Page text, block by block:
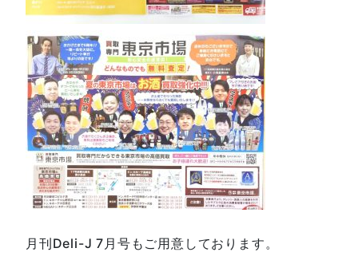
月刊Deli-J 7月号もご用意しております。